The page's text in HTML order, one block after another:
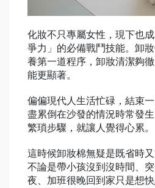
化妝不只專屬女性，現下也
爭力」的必備戰鬥技能。卸
養第一道程序，卸妝清潔夠
能更顯著。
偏偏現代人生活忙碌，結束
盡累倒在沙發的情況時常發
繁瑣步驟，就讓人覺得心累。
這時候卸妝棉無疑是既省時
不論是帶小孩沒到沒時間、
夜、加班很晚回到家只是想